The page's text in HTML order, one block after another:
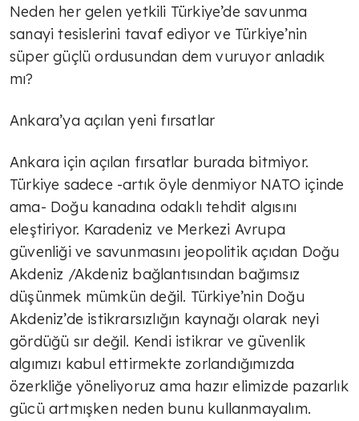
Neden her gelen yetkili Türkiye’de savunma
sanayi tesislerini tavaf ediyor ve Türkiye’nin
süper güçlü ordusundan dem vuruyor anladık
mı?
Ankara’ya açılan yeni fırsatlar
Ankara için açılan fırsatlar burada bitmiyor.
Türkiye sadece -artık öyle denmiyor NATO içinde
ama- Doğu kanadına odaklı tehdit algısını
eleştiriyor. Karadeniz ve Merkezi Avrupa
güvenliği ve savunmasını jeopolitik açıdan Doğu
Akdeniz /Akdeniz bağlantısından bağımsız
düşünmek mümkün değil. Türkiye’nin Doğu
Akdeniz’de istikrarsızlığın kaynağı olarak neyi
gördüğü sır değil. Kendi istikrar ve güvenlik
algımızı kabul ettirmekte zorlandığımızda
özerkliğe yöneliyoruz ama hazır elimizde pazarlık
gücü artmışken neden bunu kullanmayalım.
TÜLİN YALMAN
Yeni ekonomik yol
TÜLİN YALMAN
TÜLİN YALMAN
Çok sert
TÜLİN YALMAN
Şeker deyip geçme